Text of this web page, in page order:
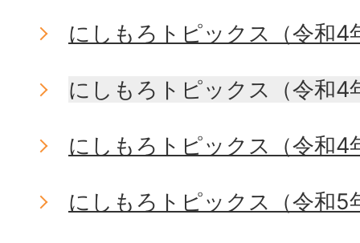
にしもろトピックス（令和4
にしもろトピックス（令和4
にしもろトピックス（令和4
にしもろトピックス（令和5